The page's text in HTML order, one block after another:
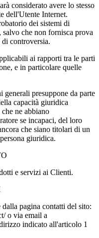
considerato avere lo stesso
dell'Utente Internet.
dei sistemi di
che non fornisca prova
controversia.
ai rapporti tra le parti
e in particolare quelle
presuppone da parte
capacità giuridica
che ne abbiano
se incapaci, del loro
che siano titolari di un
giuridica.
e servizi ai Clienti.
pagina contatti del sito:
o via email a
indicato all'articolo 1